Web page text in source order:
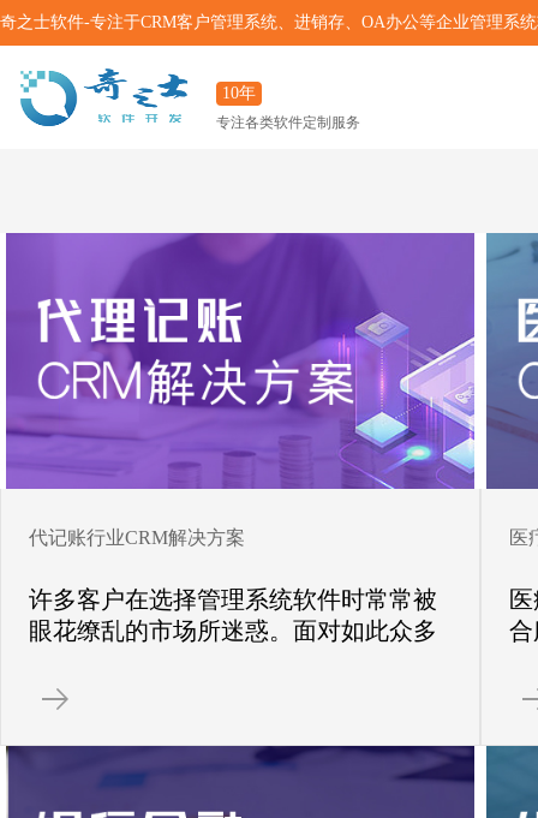
奇之士软件-专注于CRM客户管理系统、进销存、OA办公等企业管理系
10年
专注各类软件定制服务
代记账行业CRM解决方案
许多客户在选择管理系统软件时常常被
眼花缭乱的市场所迷惑。面对如此众多
择，首先要了解，通过管理系统需要实
题。点击了解更多系统选型的步骤、标
准与建议。
医
合